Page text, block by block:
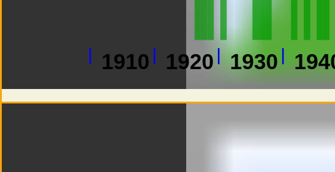
1910 1920 1930